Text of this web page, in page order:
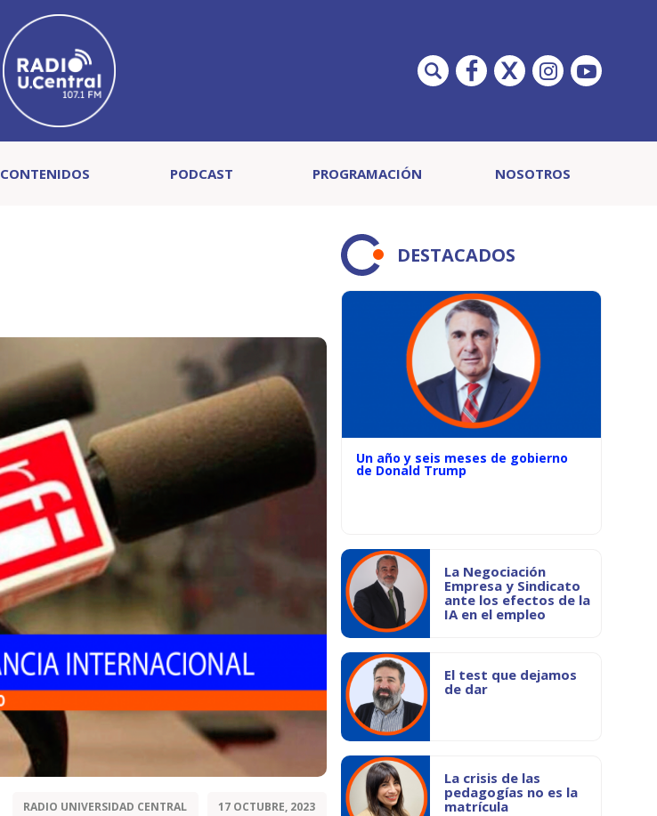
CONTENIDOS PODCAST PROGRAMACIÓN NOSOTROS
RADIO UNIVERSIDAD CENTRAL 17 OCTUBRE, 2023
DESTACADOS
Un año y seis meses de gobierno
de Donald Trump
La Negociación
Empresa y Sindicato
ante los efectos de la
IA en el empleo
El test que dejamos
de dar
La crisis de las
pedagogías no es la
matrícula